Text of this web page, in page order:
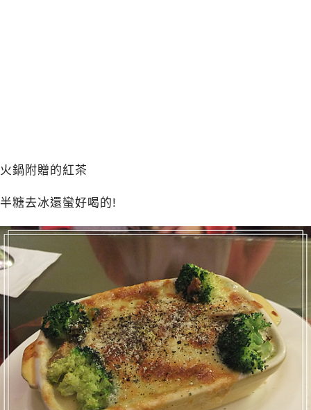
火鍋附贈的紅茶
半糖去冰還蠻好喝的!